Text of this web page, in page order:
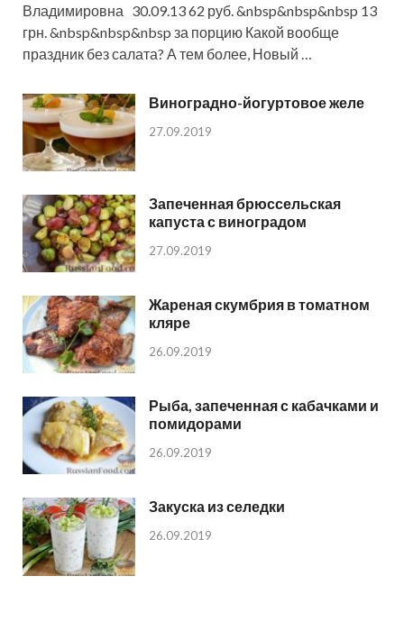
Владимировна 30.09.13 62 руб. &nbsp&nbsp&nbsp 13
грн. &nbsp&nbsp&nbsp за порцию Какой вообще
праздник без салата? А тем более, Новый …
Виноградно-йогуртовое желе
27.09.2019
Запеченная брюссельская
капуста с виноградом
27.09.2019
Жареная скумбрия в томатном
кляре
26.09.2019
Рыба, запеченная с кабачками и
помидорами
26.09.2019
Закуска из селедки
26.09.2019